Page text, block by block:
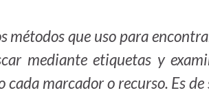
métodos que uso para
mediante etiquetas y
cada marcador o recurso. Es